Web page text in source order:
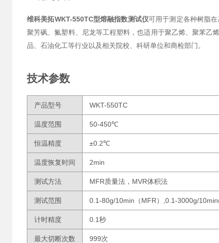
维科美拓WKT-550TC型熔融指数测试仪可用于测定各种树脂
聚芳砜、氟塑料、尼龙等工程塑料，也适用于聚乙烯、聚苯乙
品、石油化工等行业以及相关院校、科研单位和商检部门。
技术参数
产品型号 WKT-550TC
温度范围 50-450℃
恒温精度 ±0.2℃
温度恢复时间 2min
测试方法 MFR质量法，MVR体积法
测试范围 0.1-80g/10min（MFR）,0.1-3000g/
计时精度 0.1秒
最大切断次数 999次